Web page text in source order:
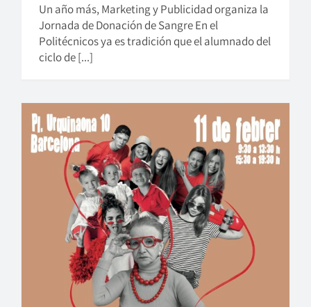
Un año más, Marketing y Publicidad organiza la
Jornada de Donación de Sangre En el
Politécnicos ya es tradición que el alumnado del
ciclo de [...]